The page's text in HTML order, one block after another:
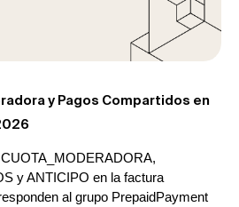
y Pagos Compartidos en
y ANTICIPO en la factura
al grupo PrepaidPayment